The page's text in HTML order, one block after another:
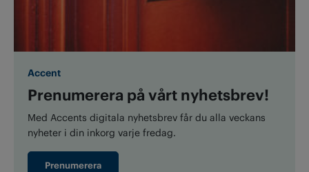
Accent
Prenumerera på vårt nyhetsbrev!
Med Accents digitala nyhetsbrev får du alla veckans
nyheter i din inkorg varje fredag.
Prenumerera